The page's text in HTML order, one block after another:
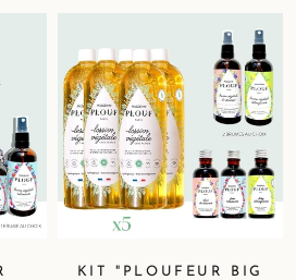
KIT "PLOUFEUR BIG